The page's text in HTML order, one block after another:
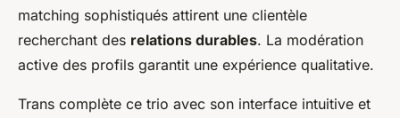
matching sophistiqués attirent une clientèle
recherchant des relations durables. La modération
active des profils garantit une expérience qualitative.
Trans complète ce trio avec son interface intuitive et